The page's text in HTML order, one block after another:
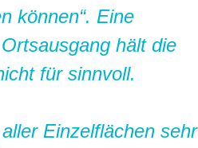
können“. Eine
hält die
für sinnvoll.
Einzelflächen sehr